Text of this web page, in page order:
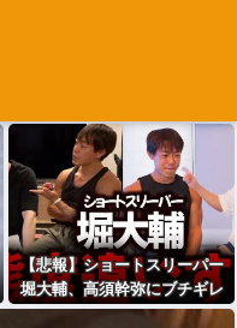
【悲報】ショートスリーパー
堀大輔、高須幹弥にブチギレ
ｗｗｗｗｗ